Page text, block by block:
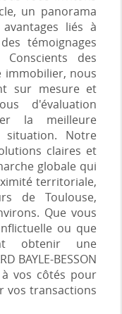
un panorama
liés à
témoignages
Conscients des
immobilier, nous
sur mesure et
d'évaluation
la meilleure
Notre
claires et
globale qui
territoriale,
de Toulouse,
Que vous
ou que
obtenir une
BAYLE-BESSON
vos côtés pour
vos transactions